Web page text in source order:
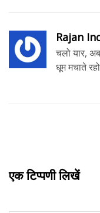
Rajan
चलो यार,
धूम मचाते
एक टिप्पणी लिखें